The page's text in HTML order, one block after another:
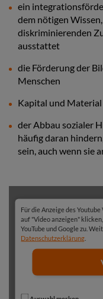
ein
dem nötigen
diskriminierenden
ausstattet
die Förderung der
Menschen
Kapital und
der Abbau sozialer
häufig daran
sein, auch wenn sie
Für die Anzeige des
auf "Video anzeigen"
YouTube und Google zu.
Datenschutzerklärung